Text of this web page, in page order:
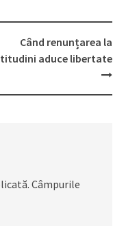
Când renunțarea la
aduce libertate
Câmpurile